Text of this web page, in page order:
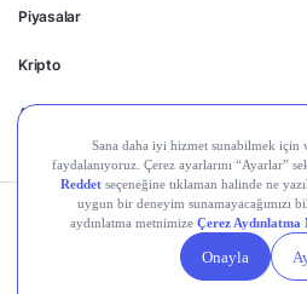
Piyasalar
Kripto
Ayrıcalıklar
Kişisel Verilerin
Gizlilik